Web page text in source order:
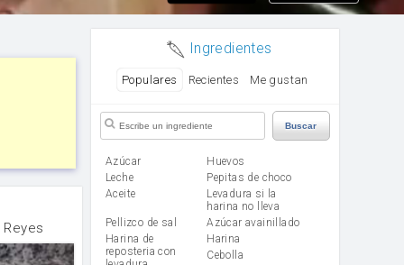
Ingredientes
Populares Recientes Me gustan
Buscar
Azúcar
huevos
leche
Pepitas de choco
aceite
Levadura si la
harina no lleva
Pellizco de sal
Azúcar avainillado
Harina de
reposteria con
harina
cebolla